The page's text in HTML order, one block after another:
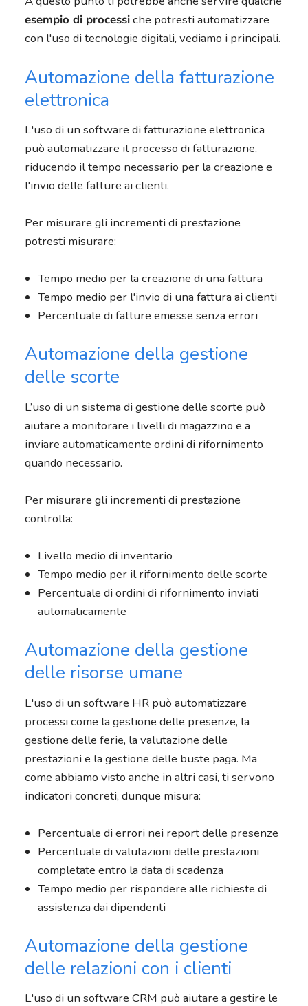
esempio di processiche potresti automatizzare
con l'uso di tecnologie digitali, vediamo i principali.
Automazione della fatturazione
elettronica
L'uso di un software di fatturazione elettronica
può automatizzare il processo di fatturazione,
riducendo il tempo necessario per la creazione e
l'invio delle fatture ai clienti.
Per misurare gli incrementi di prestazione
potresti misurare:
Tempo medio per la creazione di una fattura
Tempo medio per l'invio di una fattura ai clienti
Percentuale di fatture emesse senza errori
Automazione della gestione
delle scorte
L’uso di un sistema di gestione delle scorte può
aiutare a monitorare i livelli di magazzino e a
inviare automaticamente ordini di rifornimento
quando necessario.
Per misurare gli incrementi di prestazione
controlla:
Livello medio di inventario
Tempo medio per il rifornimento delle scorte
Percentuale di ordini di rifornimento inviati
automaticamente
Automazione della gestione
delle risorse umane
L'uso di un software HR può automatizzare
processi come la gestione delle presenze, la
gestione delle ferie, la valutazione delle
prestazioni e la gestione delle buste paga. Ma
come abbiamo visto anche in altri casi, ti servono
indicatori concreti, dunque misura:
Percentuale di errori nei report delle presenze
Percentuale di valutazioni delle prestazioni
completate entro la data di scadenza
Tempo medio per rispondere alle richieste di
assistenza dai dipendenti
Automazione della gestione
delle relazioni con i clienti
L'uso di un software CRM può aiutare a gestire le